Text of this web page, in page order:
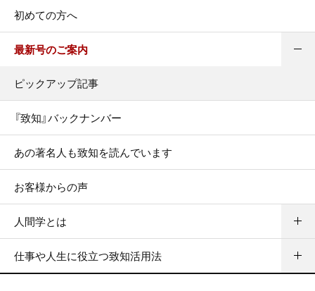
初めての方へ
最新号のご案内
ピックアップ記事
『致知』バックナンバー
あの著名人も致知を読んでいます
お客様からの声
人間学とは
仕事や人生に役立つ致知活用法